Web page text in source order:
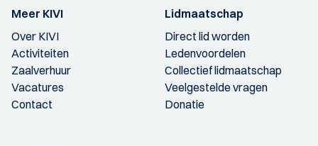
Meer KIVI
Over KIVI
Activiteiten
Zaalverhuur
Vacatures
Contact
Lidmaatschap
Direct lid worden
Ledenvoordelen
Collectief lidmaatschap
Veelgestelde vragen
Donatie